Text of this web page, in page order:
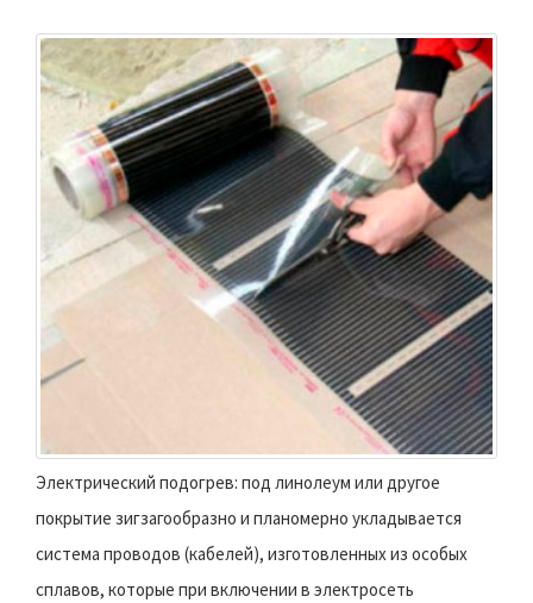
Электрический подогрев: под линолеум или другое
покрытие зигзагообразно и планомерно укладывается
система проводов (кабелей), изготовленных из особых
сплавов, которые при включении в электросеть